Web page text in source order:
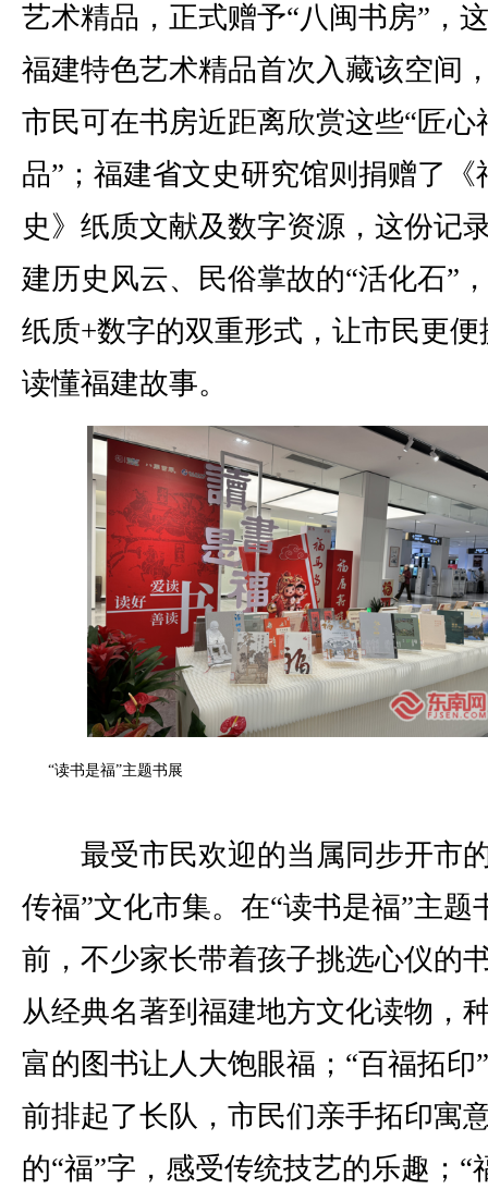
艺术精品，正式赠予“八闽书房”，
福建特色艺术精品首次入藏该空间
市民可在书房近距离欣赏这些“匠心
品”；福建省文史研究馆则捐赠了《
史》纸质文献及数字资源，这份记
建历史风云、民俗掌故的“活化石”
纸质+数字的双重形式，让市民更便
读懂福建故事。
“读书是福”主题书展
最受市民欢迎的当属同步开市
传福”文化市集。在“读书是福”主题
前，不少家长带着孩子挑选心仪的
从经典名著到福建地方文化读物，
富的图书让人大饱眼福；“百福拓印
前排起了长队，市民们亲手拓印寓
的“福”字，感受传统技艺的乐趣；“